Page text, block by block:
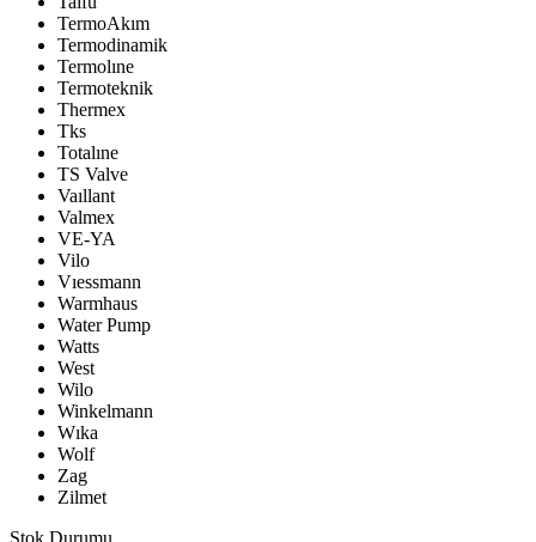
TermoAkım
Termodinamik
Termolıne
Termoteknik
Thermex
Tks
Totalıne
TS Valve
Vaıllant
Valmex
VE-YA
Vilo
Vıessmann
Warmhaus
Water Pump
Watts
West
Wilo
Winkelmann
Wıka
Wolf
Zag
Zilmet